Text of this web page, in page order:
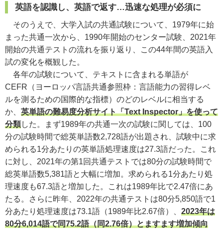
英語を認識し、英語で返す…迅速な処理が必須に
そのうえで、大学入試の共通試験について、1979年に始
まった共通一次から、1990年開始のセンター試験、2021年
開始の共通テストの流れを振り返り、この44年間の英語入
試の変化を概観した。
各年の試験について、テキストに含まれる単語が
CEFR（ヨーロッパ言語共通参照枠：言語能力の習得レベ
ルを測るための国際的な指標）のどのレベルに相当する
か、 英単語の難易度分析サイト「Text Inspector」を使って
分類した。まず1989年の共通一次の試験に関しては、100
分の試験時間で総英単語数2,728語が出題され、試験中に求
められる1分あたりの英単語処理速度は27.3語だった。これ
に対し、2021年の第1回共通テストでは80分の試験時間で
総英単語数5,381語と大幅に増加。求められる1分あたり処
理速度も67.3語と増加した。これは1989年比で2.47倍にあ
たる。さらに昨年、2022年の共通テストは80分5,850語で1
分あたり処理速度は73.1語（1989年比2.67倍）、 2023年は
80分6,014語で同75.2語（同2.76倍）とますます増加傾向